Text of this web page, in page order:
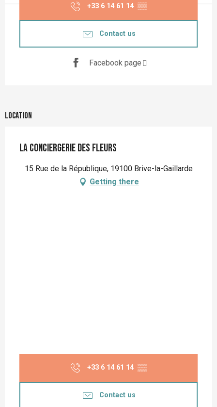
+33 6 14 61 14 ▒▒
Contact us
Facebook page
Location
La Conciergerie des fleurs
15 Rue de la République, 19100 Brive-la-Gaillarde
Getting there
+33 6 14 61 14 ▒▒
Contact us